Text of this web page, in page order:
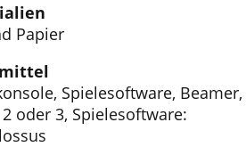
Papier
Spielesoftware,
oder 3, Spielesoftware: